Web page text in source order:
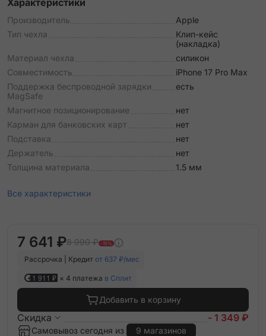
Характеристики
Производитель
Apple
Тип чехла
Клип-кейс
(накладка)
Материал чехла
силикон
Совместимость
iPhone 17 Pro Max
Поддержка беспроводной зарядки
MagSafe
есть
Магнитное позиционирование
нет
Карман для банковских карт
нет
Подставка
нет
Держатель
нет
Толщина материала
1.5 мм
Все характеристики
7 641 ₽8 990 ₽ -15%
Рассрочка | Кредит от 637 ₽/мес
1 911 ₽ × 4 платежа в Сплит
Добавить в корзину
Скидка - 1 349 ₽
Самовывоз сегодня из
9 магазинов